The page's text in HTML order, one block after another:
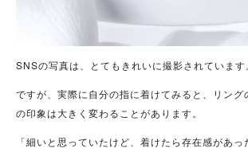
SNSの写真は、とてもきれいに撮影されています
ですが、実際に自分の指に着けてみると、リング
の印象は大きく変わることがあります。
「細いと思っていたけど、着けたら存在感があっ